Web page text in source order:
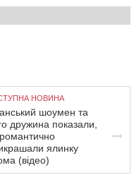
НОВИНА
шоумен та
дружина показали,
ялинку
(відео)